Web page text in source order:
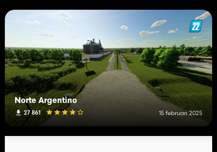
Norte Argentino
27 861 15 februari 2025